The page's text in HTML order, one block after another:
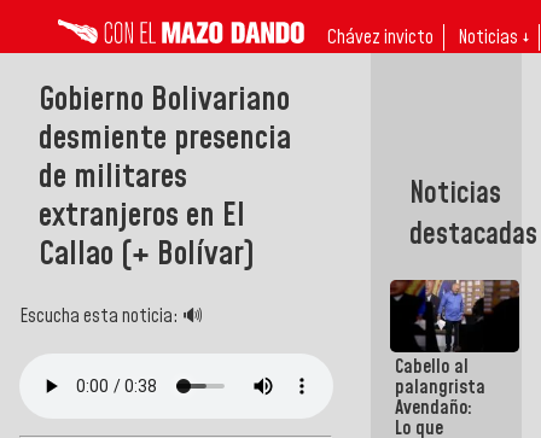
Chávez invicto Noticias ↓
Gobierno Bolivariano
desmiente presencia
de militares
extranjeros en El
Callao (+ Bolívar)
Escucha esta noticia: 🔊
Noticias
destacadas
Cabello al
palangrista
Avendaño:
Lo que